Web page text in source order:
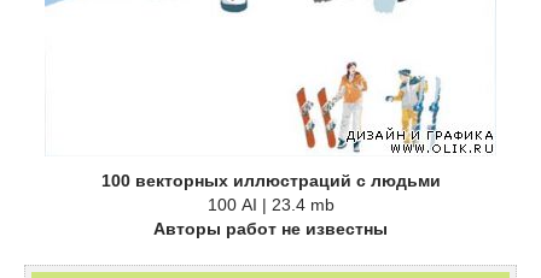
100 векторных иллюстраций с людьми
100 AI | 23.4 mb
Авторы работ не известны